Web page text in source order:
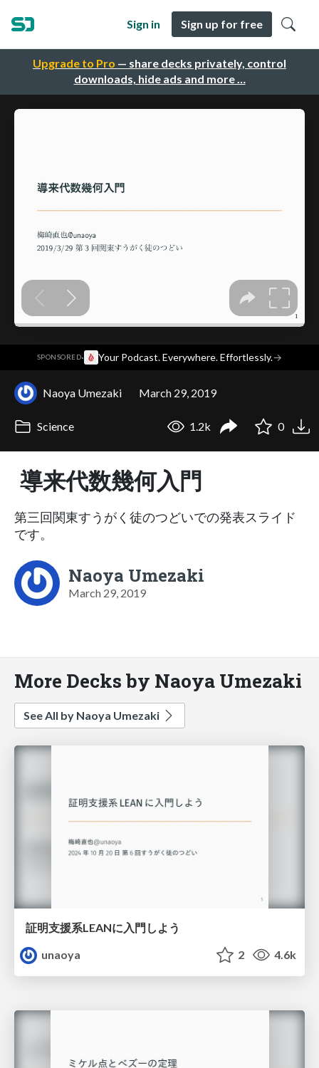
Upgrade to Pro — share decks privately, control
downloads, hide ads and more …
Sign in Sign up for free
SPONSORED· Your Podcast. Everywhere. Effortlessly.→
Naoya Umezaki March 29, 2019
Science 1.2k 0
導来代数幾何入門
第三回関東すうがく徒のつどいでの発表スライド
です。
Naoya Umezaki
March 29, 2019
More Decks by Naoya Umezaki
See All by Naoya Umezaki
証明支援系LEANに入門しよう
unaoya
2 4.6k